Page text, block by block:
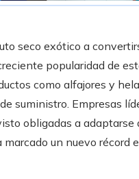
seco exótico a
popularidad de
como alfajores y
suministro. Empresas
obligadas a
un nuevo récord